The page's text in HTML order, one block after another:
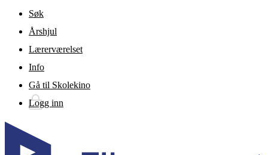
Gå til hovedinnhold
Søk
Årshjul
Lærerværelset
Info
Gå til Skolekino
Logg inn